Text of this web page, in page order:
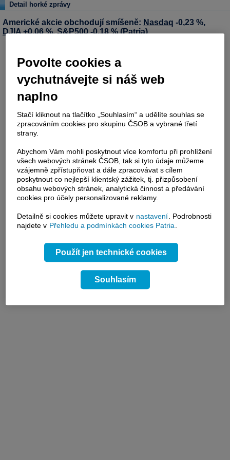
Detail horké zprávy
Americké akcie obchodují smíšeně: Nasdaq -0,23 %,
DJIA+0,06 %, S&P500 -0,18 % (Patria)
Povolte cookies a
vychutnávejte si náš web
naplno
Stačí kliknout na tlačítko „Souhlasím“ a udělíte souhlas se
zpracováním cookies pro skupinu ČSOB a vybrané třetí
strany.
Abychom Vám mohli poskytnout více komfortu při prohlížení
všech webových stránek ČSOB, tak si tyto údaje můžeme
vzájemně zpřístupňovat a dále zpracovávat s cílem
poskytnout co nejlepší klientský zážitek, tj. přizpůsobení
obsahu webových stránek, analytická činnost a předávání
cookies pro účely personalizované reklamy.
Detailně si cookies můžete upravit v nastavení. Podrobnosti
najdete v Přehledu a podmínkách cookies Patria.
Použít jen technické cookies
Souhlasím